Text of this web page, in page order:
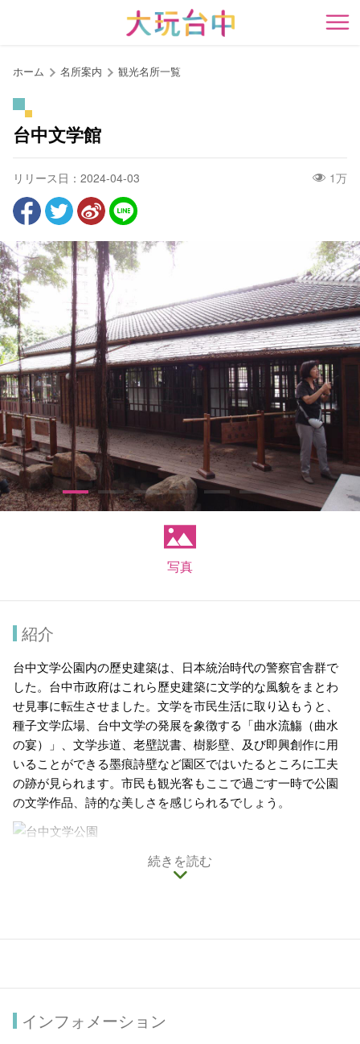
る
開
ホーム 名所案内 観光名所一覧
台中文学館
リリース日：2024-04-03 1万
写真
紹介
台中文学公園内の歷史建築は、日本統治時代の警察官舎群で
した。台中市政府はこれら歷史建築に文学的な風貌をまとわ
せ見事に転生させました。文学を市民生活に取り込もうと、
種子文学広場、台中文学の発展を象徴する「曲水流觴（曲水
の宴）」、文学歩道、老壁説書、樹影壁、及び即興創作に用
いることができる墨痕詩壁など園区ではいたるところに工夫
の跡が見られます。市民も観光客もここで過ごす一時で公園
の文学作品、詩的な美しさを感じられるでしょう。
続きを読む
インフォメーション